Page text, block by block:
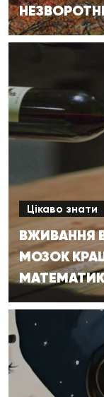
Цікаво знати
ВЖИВАННЯ
МОЗОК